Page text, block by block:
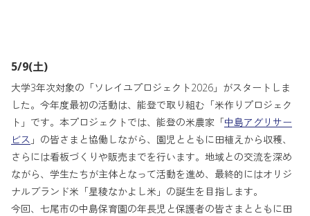
5/9(土)
大学3年次対象の「ソレイユプロジェクト2026」がスタートしま
した。今年度最初の活動は、能登で取り組む「米作りプロジェク
ト」です。本プロジェクトでは、能登の米農家「中島アグリサー
ビス 」の皆さまと協働しながら、園児とともに田植えから収穫、
さらには看板づくりや販売までを行います。地域との交流を深め
ながら、学生たちが主体となって活動を進め、最終的にはオリジ
ナルブランド米「星稜なかよし米」の誕生を目指します。
今回、七尾市の中島保育園の年長児と保護者の皆さまとともに田